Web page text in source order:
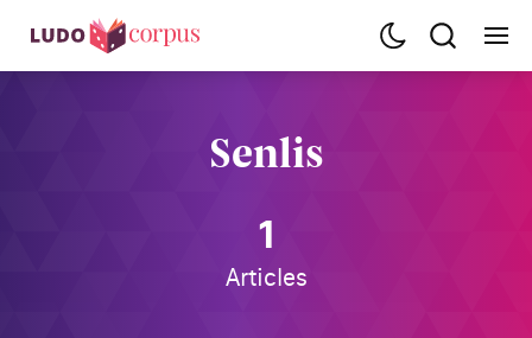
Senlis
1
Articles